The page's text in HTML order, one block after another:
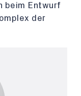
beim Entwurf
der